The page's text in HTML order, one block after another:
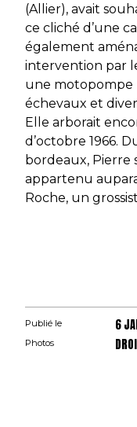
(Allier), avait
ce cliché d’une
également
intervention par
une motopompe
échevaux et
Elle arborait
d’octobre 1966.
bordeaux, Pierre
appartenu
Roche, un
Publié le 6
Photos